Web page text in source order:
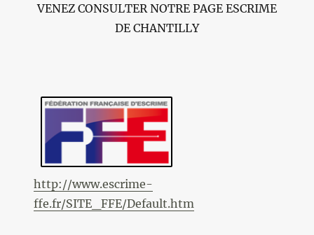
VENEZ CONSULTER NOTRE PAGE ESCRIME
DE CHANTILLY
http://www.escrime-
ffe.fr/SITE_FFE/Default.htm